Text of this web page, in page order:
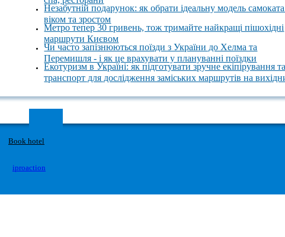
Незабутній подарунок: як обрати ідеальну модель самоката
віком та зростом
Метро тепер 30 гривень, тож тримайте найкращі пішохідні
маршрути Києвом
Чи часто запізнюються поїзди з України до Хелма та
Перемишля - і як це врахувати у плануванні поїздки
Екотуризм в Україні: як підготувати зручне екіпірування та
транспорт для дослідження заміських маршрутів на
Book hotel
iproaction